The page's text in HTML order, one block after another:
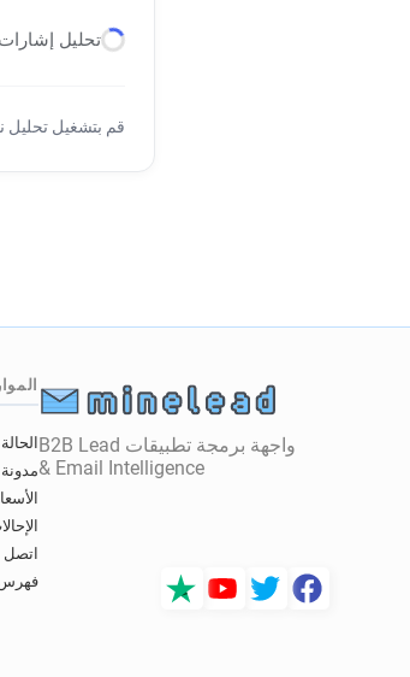
تحليل
قم بتشغيل تحليل
واجهة برمجة تطبيقات B2B Lead
& Email Intelligenceمدونة
اتصل